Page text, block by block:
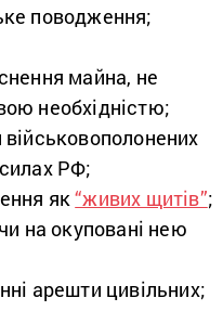
поводження;
майна, не
необхідністю;
РФ;
як“живих щитів”;
на окуповані нею
арешти цивільних;